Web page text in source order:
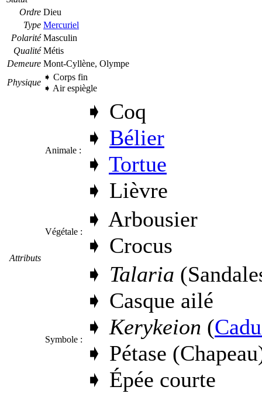
Ordre Dieu
Type Mercuriel
Polarité Masculin
Qualité Métis
Demeure Mont-Cyllène, Olympe
Physique
➧ Corps fin
➧ Air espiègle
Attributs
Animale :
➧ Coq
➧ Bélier
➧ Tortue
➧ Lièvre
Végétale :
➧ Arbousier
➧ Crocus
Symbole :
➧ Talaria
➧ Casque ailé
➧ Kerykeion (
➧ Pétase
➧ Épée courte